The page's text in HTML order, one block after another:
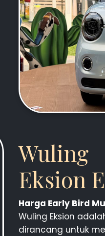
Wuling
Eksion
Harga Early Bird
Wuling Eksion
dirancang untuk